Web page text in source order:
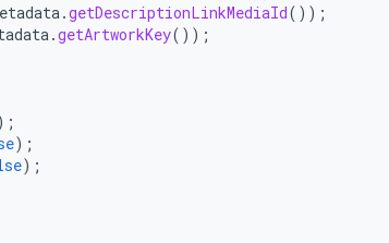
.getDescriptionLinkMediaId());
.getArtworkKey());
);
);